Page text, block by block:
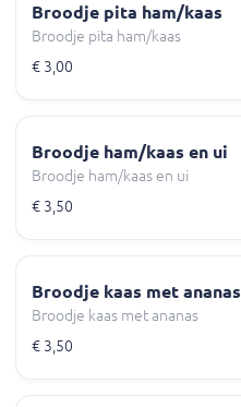
Broodje pita ham/kaas
Broodje pita ham/kaas
€ 3,00
Broodje ham/kaas en ui
Broodje ham/kaas en ui
€ 3,50
Broodje kaas met ananas
Broodje kaas met ananas
€ 3,50